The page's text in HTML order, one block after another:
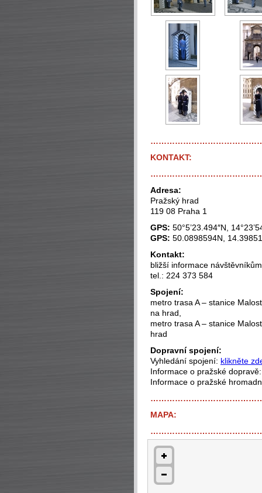
KONTAKT:
Adresa:
Pražský hrad
119 08 Praha 1
GPS: 50°5’23.494″N,
GPS: 50.0898594N,
Kontakt:
bližší informace
tel.: 224 373 584
Spojení:
metro trasa A – stanice
na hrad,
metro trasa A – stanice
hrad
Dopravní spojení:
Vyhledání spojení: klikněte
Informace o pražské
Informace o pražské
MAPA: